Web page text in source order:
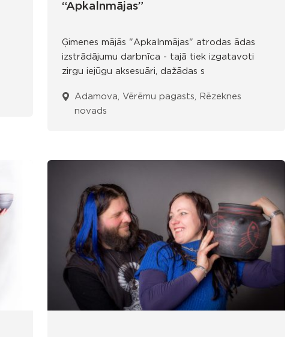
“Apkalnmājas”
Ģimenes mājās "Apkalnmājas" atrodas ādas
izstrādājumu darbnīca - tajā tiek izgatavoti
zirgu iejūgu aksesuāri, dažādas s
Adamova, Vērēmu pagasts, Rēzeknes
novads